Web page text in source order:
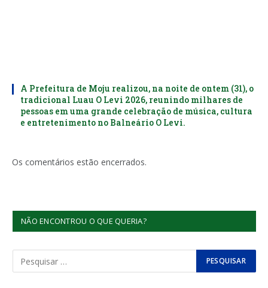
A Prefeitura de Moju realizou, na noite de ontem (31), o
tradicional Luau O Levi 2026, reunindo milhares de
pessoas em uma grande celebração de música, cultura
e entretenimento no Balneário O Levi.
Os comentários estão encerrados.
NÃO ENCONTROU O QUE QUERIA?